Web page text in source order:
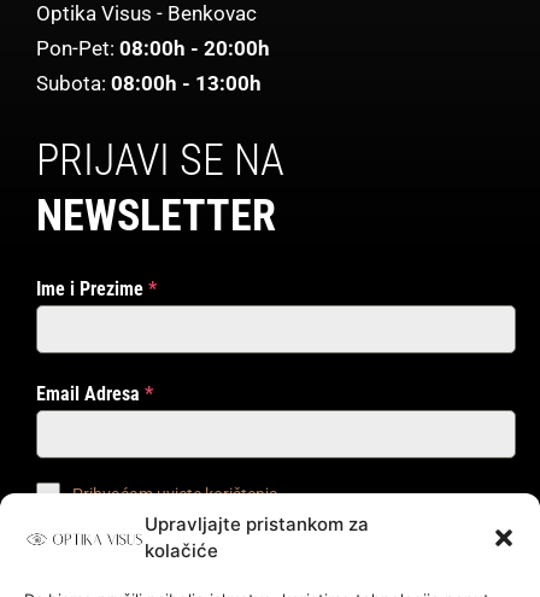
Upravljajte pristankom za
kolačiće
Optika Visus - Benkovac
Pon-Pet: 08:00h - 20:00h
Subota: 08:00h - 13:00h
PRIJAVI SE NA
NEWSLETTER
Ime i Prezime *
Email Adresa *
Prihvaćam uvjete korištenja